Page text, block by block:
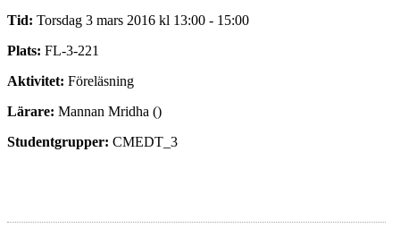
Tid: Torsdag 3 mars 2016 kl 13:00 - 15:00
Plats: FL-3-221
Aktivitet: Föreläsning
Lärare: Mannan Mridha ()
Studentgrupper: CMEDT_3